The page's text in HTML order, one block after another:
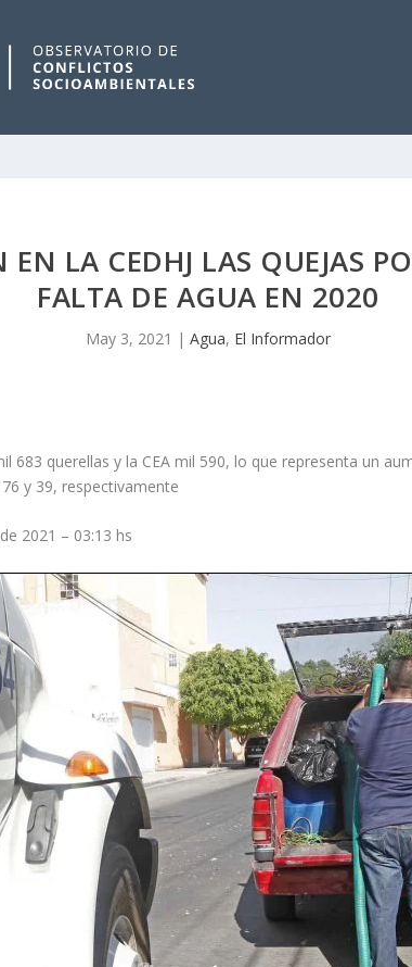
EN LA CEDHJ LAS QUEJAS
FALTA DE AGUA EN 2020
May 3, 2021 | Agua, El Informador
683 querellas y la CEA mil 590, lo que representa un
y 39, respectivamente
2021 – 03:13 hs